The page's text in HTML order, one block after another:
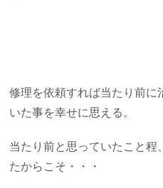
修理を依頼すれば当たり前に
いた事を幸せに思える。
当たり前と思っていたこと程
たからこそ・・・